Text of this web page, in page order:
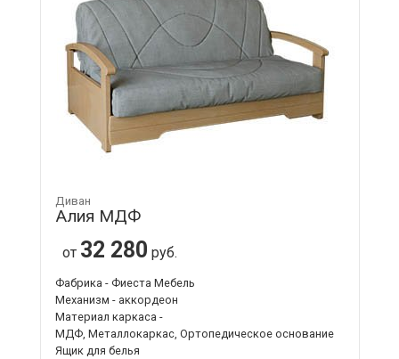
Диван
Алия МДФ
от 32 280 руб.
Фабрика - Фиеста Мебель
Механизм - аккордеон
Материал каркаса -
МДФ, Металлокаркас, Ортопедическое основание
Ящик для белья